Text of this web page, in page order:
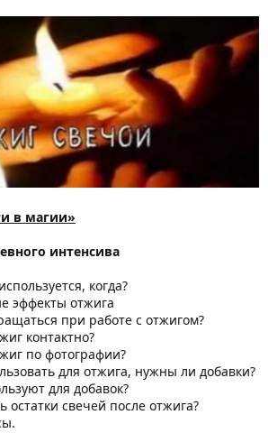
в магии»
интенсива
когда?
эффекты отжига
при работе с отжигом?
контактно?
по фотографии?
для отжига, нужны ли добавки?
для добавок?
остатки свечей после отжига?